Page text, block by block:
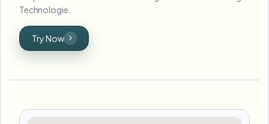
Technologie.
Try Now